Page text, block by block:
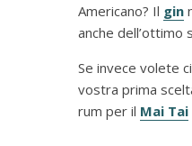
Americano? Il gin
anche dell’ottimo
Se invece volete
vostra prima
rum per il Mai Tai